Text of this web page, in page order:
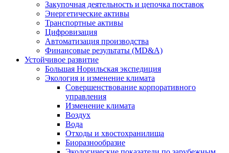
Закупочная деятельность и цепочка поставок
Энергетические активы
Транспортные активы
Цифровизация
Автоматизация производства
Финансовые результаты (MD&A)
Устойчивое развитие
Большая Норильская экспедиция
Экология и изменение климата
Совершенствование корпоративного
управления
Изменение климата
Воздух
Вода
Отходы и хвостохранилища
Биоразнообразие